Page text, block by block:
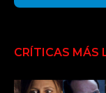
CRÍTICAS MÁS